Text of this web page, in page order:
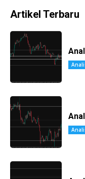
Artikel Terbaru